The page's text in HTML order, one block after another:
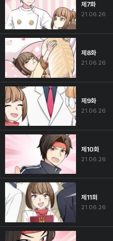
제7화
21.06.26
제8화
21.06.26
제9화
21.06.26
제10화
21.06.26
제11화
21.06.26